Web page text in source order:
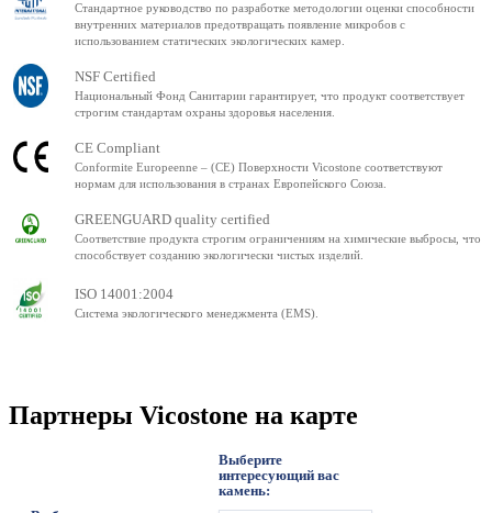
Стандартное руководство по разработке методологии оценки способности
внутренних материалов предотвращать появление микробов с
использованием статических экологических камер.
NSF Certified
Национальный Фонд Санитарии гарантирует, что продукт соответствует
строгим стандартам охраны здоровья населения.
CE Compliant
Conformite Europeenne – (CE) Поверхности Vicostone соответствуют
нормам для использования в странах Европейского Союза.
GREENGUARD quality certified
Соответствие продукта строгим ограничениям на химические выбросы, что
способствует созданию экологически чистых изделий.
ISO 14001:2004
Система экологического менеджмента (EMS).
Партнеры Vicostone на карте
Выберите
интересующий вас
камень: